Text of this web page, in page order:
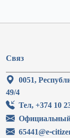
Связ
0051,
49/4
Тел, +374 10
Официальный
65441@e-